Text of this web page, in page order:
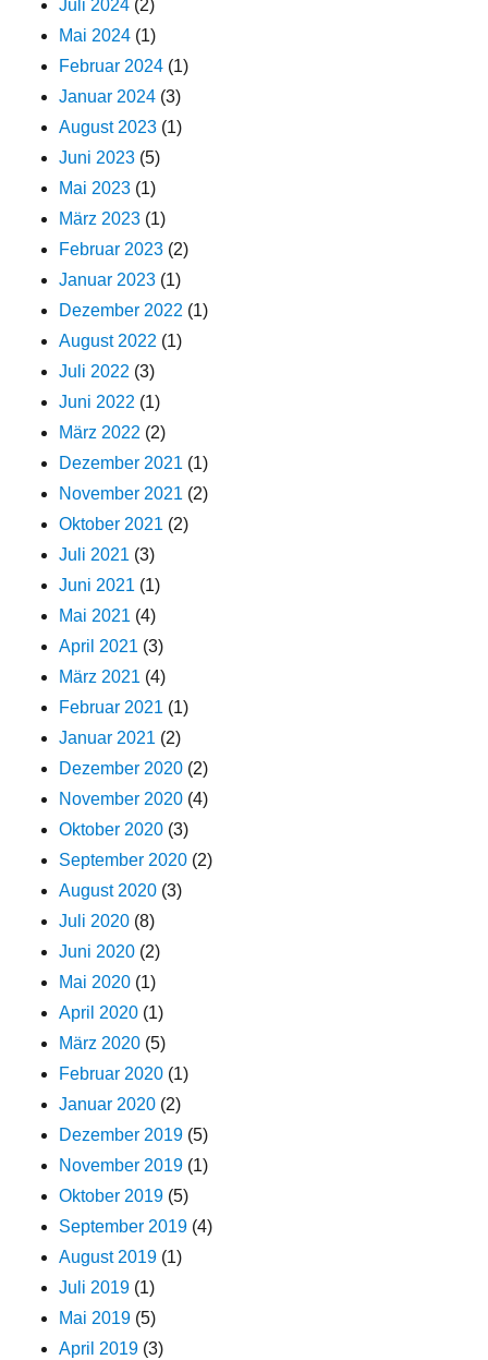
Juli 2024 (2)
Mai 2024 (1)
Februar 2024 (1)
Januar 2024 (3)
August 2023 (1)
Juni 2023 (5)
Mai 2023 (1)
März 2023 (1)
Februar 2023 (2)
Januar 2023 (1)
Dezember 2022 (1)
August 2022 (1)
Juli 2022 (3)
Juni 2022 (1)
März 2022 (2)
Dezember 2021 (1)
November 2021 (2)
Oktober 2021 (2)
Juli 2021 (3)
Juni 2021 (1)
Mai 2021 (4)
April 2021 (3)
März 2021 (4)
Februar 2021 (1)
Januar 2021 (2)
Dezember 2020 (2)
November 2020 (4)
Oktober 2020 (3)
September 2020 (2)
August 2020 (3)
Juli 2020 (8)
Juni 2020 (2)
Mai 2020 (1)
April 2020 (1)
März 2020 (5)
Februar 2020 (1)
Januar 2020 (2)
Dezember 2019 (5)
November 2019 (1)
Oktober 2019 (5)
September 2019 (4)
August 2019 (1)
Juli 2019 (1)
Mai 2019 (5)
April 2019 (3)